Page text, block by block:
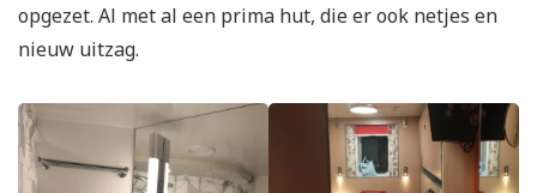
opgezet. Al met al een prima hut, die er ook netjes en
nieuw uitzag.